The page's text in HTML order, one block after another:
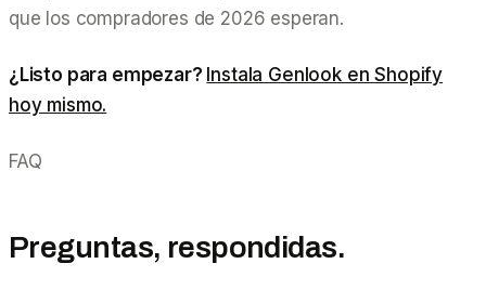
que los compradores de 2026 esperan.
¿Listo para empezar? Instala Genlook en Shopify
hoy mismo.
FAQ
Preguntas, respondidas.